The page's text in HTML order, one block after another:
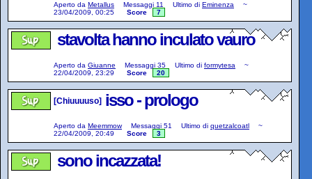
Aperto da Metallus Messaggi 11 Ultimo di Eminenza
~
23/04/2009, 00:25
Score 7
stavolta hanno inculato vauro
Aperto da Giuanne Messaggi 35 Ultimo di formytesa
~
22/04/2009, 23:29
Score 20
[Chiuuuuso] isso - prologo
Aperto da Meemmow Messaggi 51 Ultimo di quetzalcoatl
~
22/04/2009, 20:49
Score 3
sono incazzata!